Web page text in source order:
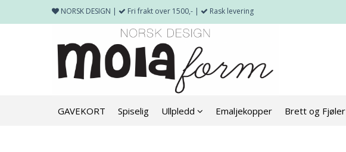
NORSK DESIGN | Fri frakt over 1500,- | Rask levering
GAVEKORT Spiselig Ullpledd Emaljekopper Brett og Fjøler